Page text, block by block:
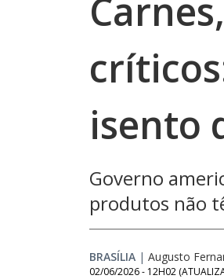
isento
Governo
produtos não
BRASÍLIA | Augusto
02/06/2026 - 12H02